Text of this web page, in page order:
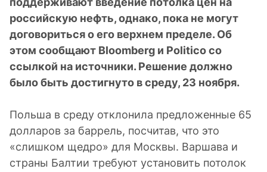
российскую нефть, однако, пока не могут
договориться о его верхнем пределе. Об
этом сообщают Bloomberg и Politico со
ссылкой на источники. Решение должно
было быть достигнуто в среду, 23 ноября.
Польша в среду отклонила предложенные 65
долларов за баррель, посчитав, что это
«слишком щедро» для Москвы. Варшава и
страны Балтии требуют установить потолок